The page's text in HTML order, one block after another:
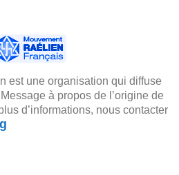
est une organisation qui diffuse
à propos de l’origine de
d’informations, nous contacter